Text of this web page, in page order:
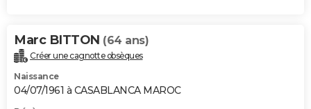
Marc BITTON (64 ans)
Créer une cagnotte obsèques
Naissance
04/07/1961 à CASABLANCA MAROC